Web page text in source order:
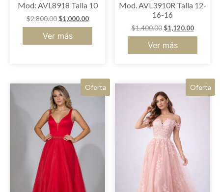
Mod: AVL8918 Talla 10
$2,800.00 $1,000.00
Ver más
Mod. AVL3910R Talla 12-
16-16
$1,400.00 $1,120.00
Ver más
Oferta Oferta